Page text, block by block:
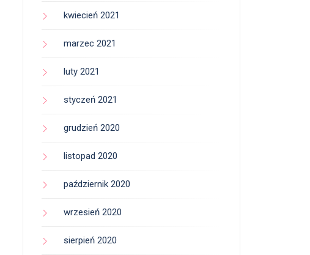
kwiecień 2021
marzec 2021
luty 2021
styczeń 2021
grudzień 2020
listopad 2020
październik 2020
wrzesień 2020
sierpień 2020